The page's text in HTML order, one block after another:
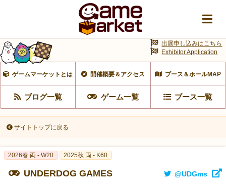
ゲームマーケットとは 開催概要＆アクセス ブース＆ホールMAP
ブログ一覧 ゲーム一覧 ブース一覧
出展申し込みはこちら
Exhibitor Application
サイトトップに戻る
2026春 両 - W20 2025秋 両 - K60
UNDERDOG GAMES @UDGms